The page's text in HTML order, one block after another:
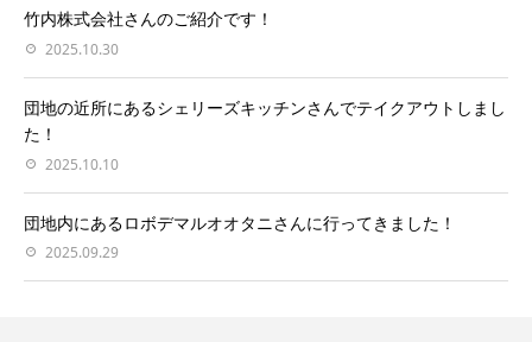
竹内株式会社さんのご紹介です！
2025.10.30
団地の近所にあるシェリーズキッチンさんでテイクアウトしまし
た！
2025.10.10
団地内にあるロボデマルオオタニさんに行ってきました！
2025.09.29